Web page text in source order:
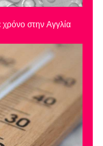
στην Αγγλία